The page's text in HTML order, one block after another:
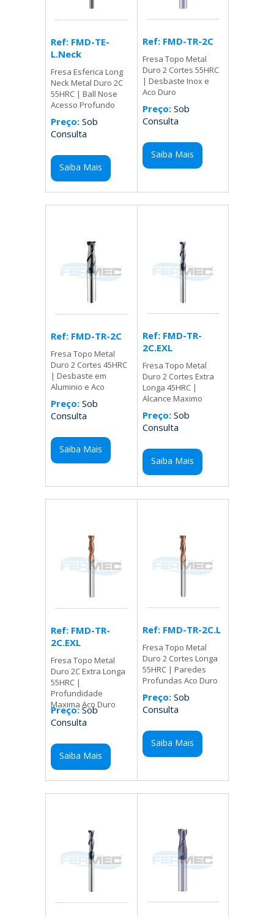
Ref: FMD-TE-
L.Neck
Fresa Esferica Long
Neck Metal Duro 2C
55HRC | Ball Nose
Acesso Profundo
Preço: Sob
Consulta
Saiba Mais
Ref: FMD-TR-2C
Fresa Topo Metal
Duro 2 Cortes 55HRC
| Desbaste Inox e
Aco Duro
Preço:Sob
Consulta
Saiba Mais
Ref: FMD-TR-2C
Fresa Topo Metal
Duro 2 Cortes 45HRC
| Desbaste em
Aluminio e Aco
Preço: Sob
Consulta
Saiba Mais
Ref: FMD-TR-
2C.EXL
Fresa Topo Metal
Duro 2 Cortes Extra
Longa 45HRC |
Alcance Maximo
Preço:Sob
Consulta
Saiba Mais
Ref: FMD-TR-
2C.EXL
Fresa Topo Metal
Duro 2C Extra Longa
55HRC |
Profundidade
Maxima Aco Duro
Preço: Sob
Consulta
Saiba Mais
Ref: FMD-TR-2C.L
Fresa Topo Metal
Duro 2 Cortes Longa
55HRC | Paredes
Profundas Aco Duro
Preço:Sob
Consulta
Saiba Mais